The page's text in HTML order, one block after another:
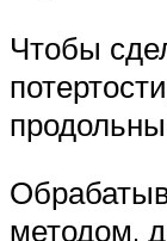
Чтобы
методом,